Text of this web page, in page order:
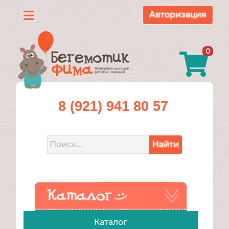
Каталог
О
нас
Доставка
Контакты
Авторизация
0
8 (921) 941 80 57
Найти
Каталог